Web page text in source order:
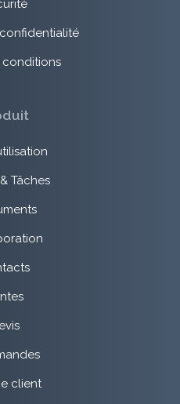
conditions
Tâches
client